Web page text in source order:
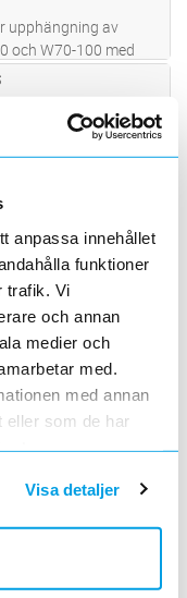
anpassa innehållet
funktioner
trafik. Vi
och annan
medier och
med.
med annan
eller som de har
Visa detaljer
upphängning av
och W70-100 med
M10 FZS VIT
Används för
M6 och M10 i tak
FZS VIT
För montagepå
som bärare av